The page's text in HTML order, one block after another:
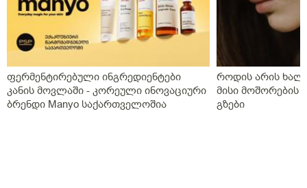
ფერმენტირებული ინგრედიენტები
კანის მოვლაში - კორეული ინოვაციური
ბრენდი Manyo საქართველოშია
როდის არის
მისი მოშორების
გზები